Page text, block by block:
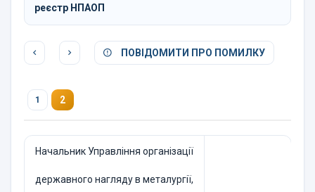
реєстр НПАОП
ПОВІДОМИТИ ПРО ПОМИЛКУ
1 2
Начальник Управління організації
державного нагляду в металургії,